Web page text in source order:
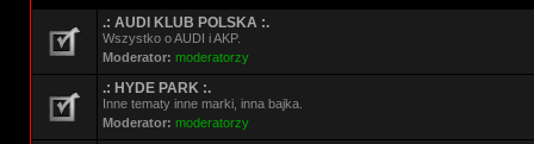
.: AUDI KLUB POLSKA :.
Wszystko o AUDI i AKP.
Moderator: moderatorzy
.: HYDE PARK :.
Inne tematy inne marki, inna bajka.
Moderator: moderatorzy